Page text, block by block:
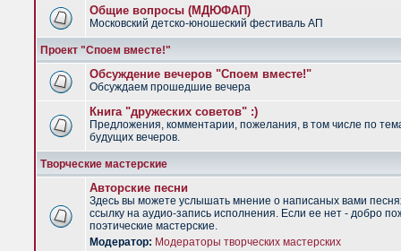
Общие вопросы (МДЮФАП)
Московский детско-юношеский фестиваль АП
Проект "Споем вместе!"
Обсуждение вечеров "Споем вместе!"
Обсуждаем прошедшие вечера
Книга "дружеских советов" :)
Предложения, комментарии, пожелания, в том числе по
будущих вечеров.
Творческие мастерские
Авторские песни
Здесь вы можете услышать мнение о написаных вами
ссылку на аудио-запись исполнения. Если ее нет - добро
поэтические мастерские.
Модератор: Модераторы творческих мастерских